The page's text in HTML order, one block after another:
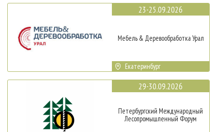
23-25.09.2026
Мебель & Деревообработка Урал
Екатеринбург
29-30.09.2026
Петербургский Международный
Лесопромышленный Форум